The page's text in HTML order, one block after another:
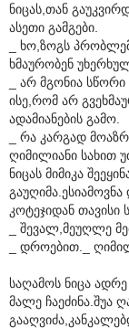
ნიცას,თან
ასეთი გამგები.
_ ხო,ზოგს
ხმაურობენ
_ არ მგონია
ისე,რომ არ
ადამიანების გამო.
_ რა კარგად
ღიმილიანი სახით
ნიცას მიმიკა
კოტეჯიდან თავისი
_ შევალ,მეუღლე
_ დროებით._
საღამოს ნიცა
მალე ჩაეძინა.შუა